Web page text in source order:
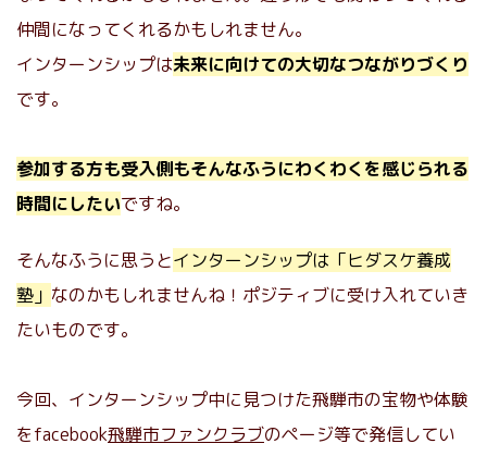
仲間になってくれるかもしれません。
インターンシップは未来に向けての大切なつながりづくり
です。
参加する方も受入側もそんなふうにわくわくを感じられる
時間にしたいですね。
そんなふうに思うとインターンシップは「ヒダスケ養成
塾」 なのかもしれませんね！ポジティブに受け入れていき
たいものです。
今回、インターンシップ中に見つけた飛騨市の宝物や体験
をfacebook飛騨市ファンクラブのページ等で発信してい